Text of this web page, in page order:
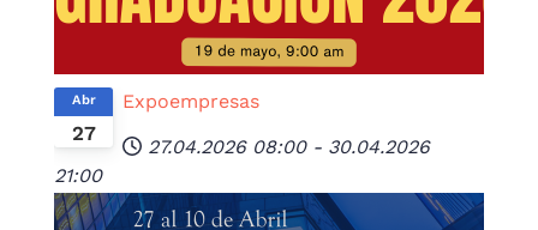
27
Abr
Expoempresas
27.04.2026 08:00 - 30.04.2026
21:00